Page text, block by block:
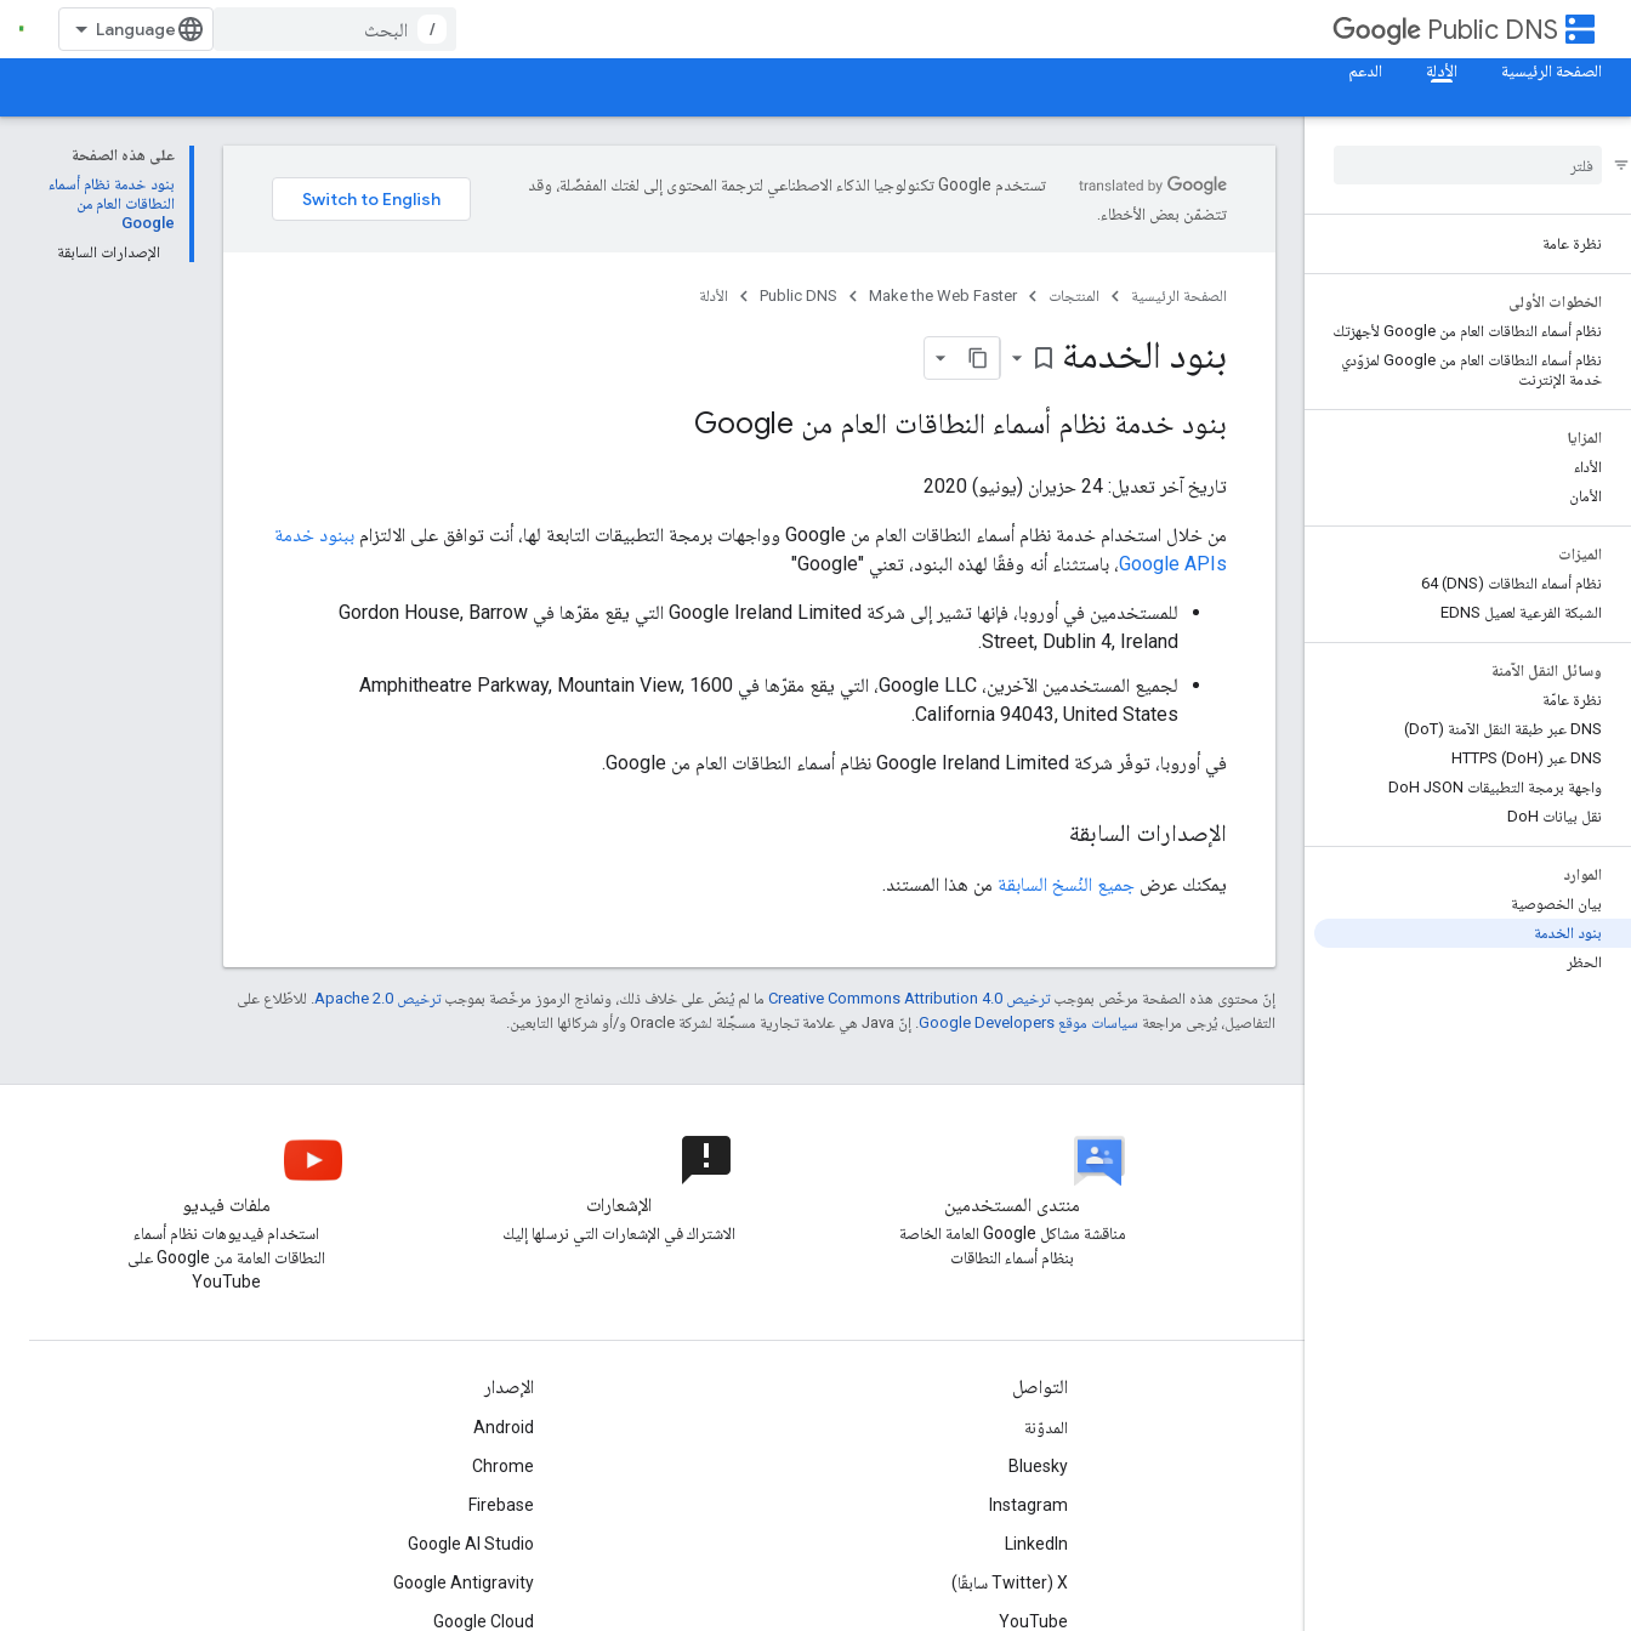
dns
Public DNS
/
الصفحة الرئيسية
الأدلة الدعم
نظرة عامة
الخطوات الأولى
نظام أسماء النطاقات العام من Google لأجهزتك
نظام أسماء النطاقات العام من Google لمزوّدي
خدمة الإنترنت
المزايا
الأداء
الأمان
الميزات
نظام أسماء النطاقات (DNS) 64
الشبكة الفرعية لعميل EDNS
وسائل النقل الآمنة
نظرة عامّة
DNS عبر طبقة النقل الآمنة (Do
T)
DNS عبر HTTPS (Do
H)
واجهة برمجة التطبيقات Do H JSON
نقل بيانات Do H
الموارد
بيان الخصوصية
بنود الخدمة
الحظر
على هذه الصفحة
بنود خدمة نظام أسماء
النطاقات العام من
Google
الإصدارات السابقة
تستخدم Google تكنولوجيا الذكاء الاصطناعي لترجمة المحتوى إلى لغتك المفضّلة، وقد
تتضمّن بعض الأخطاء.
الصفحة الرئيسية المنتجات Make the Web Faster
Public DNS الأدلة
بنود الخدمة bookmark_border
بنود خدمة نظام أسماء النطاقات العام من Google
تاريخ آخر تعديل: 24 حزيران (يونيو) 2020
من خلال استخدام خدمة نظام أسماء النطاقات العام من Google وواجهات برمجة التطبيقات التابعة لها، أنت توافق على الالتزام
ببنود خدمة
Google APIs، باستثناء أنه وفقًا لهذه البنود، تعني "Google"
للمستخدمين في أوروبا، فإنها تشير إلى شركة Google Ireland Limited التي يقع مقرّها في Gordon House, Barrow
Street, Dublin 4, Ireland.
لجميع المستخدمين الآخرين، Google LLC، التي يقع مقرّها في 1600 Amphitheatre Parkway, Mountain View,
California 94043, United States.
في أوروبا، توفّر شركة Google Ireland Limited نظام أسماء النطاقات العام من Google.
الإصدارات السابقة
يمكنك عرض جميع النُسخ السابقة من هذا المستند.
إنّ محتوى هذه الصفحة مرخّص بموجبترخيص Creative Commons Attribution 4.0‏ ما لم يُنصّ على خلاف ذلك، ونماذج الرموز مرخّصة بموجبترخيص Apache 2.0‏
. للاطّلاع على
التفاصيل، يُرجى مراجعة سياسات موقع Google Developers‏ . إنّ Java هي علامة تجارية مسجَّلة لشركة Oracle و/أو شركائها التابعين.
منتدى المستخدمين
مناقشة مشاكل Google العامة الخاصة
بنظام أسماء النطاقات
announcement
الإشعارات
الاشتراك في الإشعارات التي نرسلها إليك
ملفات فيديو
استخدام فيديوهات نظام أسماء
النطاقات العامة من Google على
YouTube
التواصل
المدوّنة
Bluesky
Instagram
LinkedIn
‫X ‏(Twitter سابقًا)
YouTube
الإصدار
Android
Chrome
Firebase
Google AI Studio
Google Antigravity
Google Cloud